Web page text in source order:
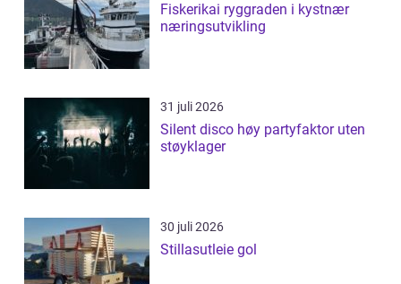
Fiskerikai ryggraden i kystnær
næringsutvikling
31 juli 2026
Silent disco høy partyfaktor uten
støyklager
30 juli 2026
Stillasutleie gol